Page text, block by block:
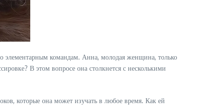
элементарным командам. Анна, молодая женщина, только
В этом вопросе она столкнется с несколькими
которые она может изучать в любое время. Как ей